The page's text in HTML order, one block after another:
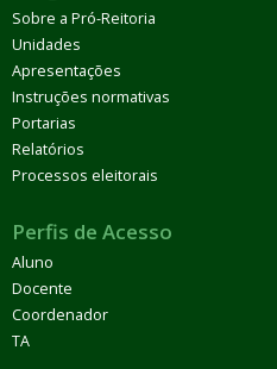
Sobre a Pró-Reitoria
Unidades
Apresentações
Instruções normativas
Portarias
Relatórios
Processos eleitorais
Perfis de Acesso
Aluno
Docente
Coordenador
TA